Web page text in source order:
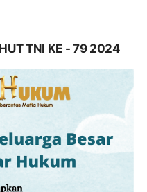
TNI KE - 79 2024